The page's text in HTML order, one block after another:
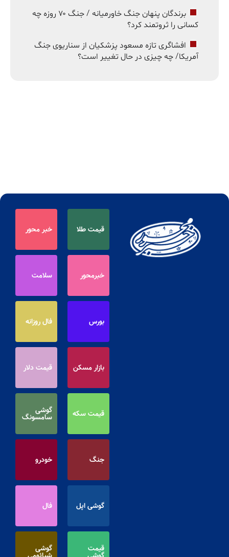
برندگان پنهان جنگ خاورمیانه / جنگ ۷۰ روزه چه
کسانی را ثروتمند کرد؟
افشاگری تازه مسعود پزشکیان از سناریوی جنگ
آمریکا/ چه چیزی در حال تغییر است؟
قیمت طلا خبر محور
خبرمحور سلامت
بورس فال روزانه
بازار مسکن قیمت دلار
قیمت سکه گوشی
سامسونگ
جنگ خودرو
گوشی اپل فال
قیمت گوشی